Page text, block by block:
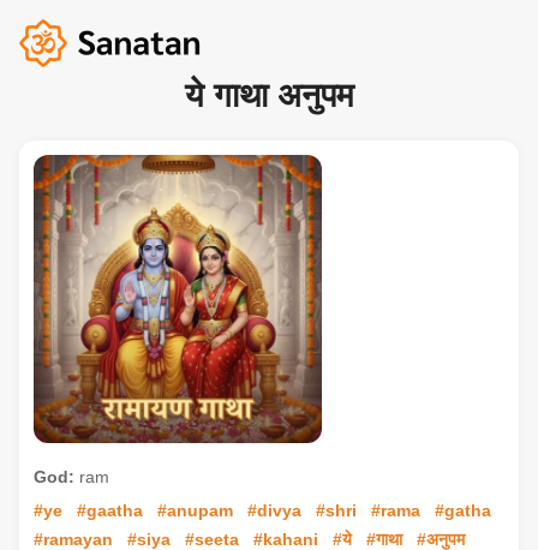
ये गाथा अनुपम
God: ram
#ye
#gaatha #anupam #divya #shri #rama
#gatha
#ramayan
#siya #seeta #kahani #ये #गाथा
#अनुपम